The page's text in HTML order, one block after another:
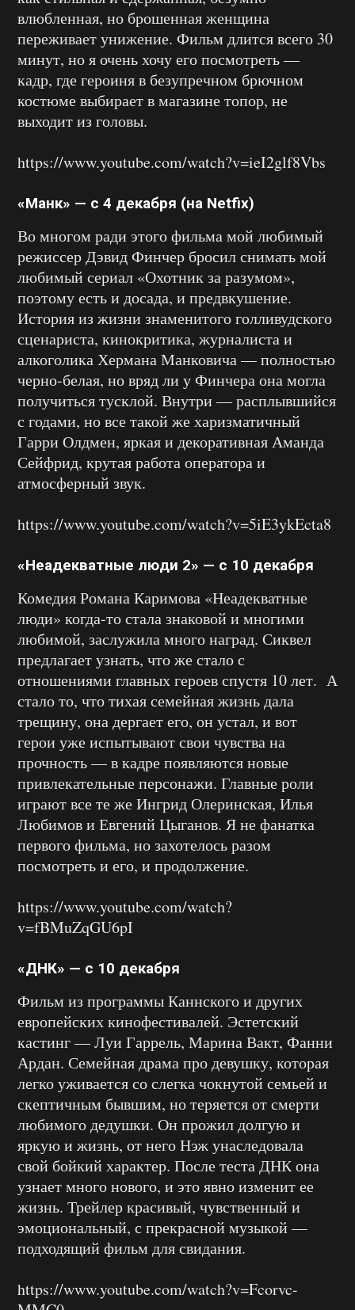
влюбленная, но брошенная женщина
переживает унижение. Фильм длится всего 30
минут, но я очень хочу его посмотреть —
кадр, где героиня в безупречном брючном
костюме выбирает в магазине топор, не
выходит из головы.
https://www.youtube.com/watch?v=ieI2glf8Vbs
«Манк» — с 4 декабря (на Netfix)
Во многом ради этого фильма мой любимый
режиссер Дэвид Финчер бросил снимать мой
любимый сериал «Охотник за разумом»,
поэтому есть и досада, и предвкушение.
История из жизни знаменитого голливудского
сценариста, кинокритика, журналиста и
алкоголика Хермана Манковича — полностью
черно-белая, но вряд ли у Финчера она могла
получиться тусклой. Внутри — расплывшийся
с годами, но все такой же харизматичный
Гарри Олдмен, яркая и декоративная Аманда
Сейфрид, крутая работа оператора и
атмосферный звук.
https://www.youtube.com/watch?v=5iE3ykEcta8
«Неадекватные люди 2» — с 10 декабря
Комедия Романа Каримова «Неадекватные
люди» когда-то стала знаковой и многими
любимой, заслужила много наград. Сиквел
предлагает узнать, что же стало с
отношениями главных героев спустя 10 лет. А
стало то, что тихая семейная жизнь дала
трещину, она дергает его, он устал, и вот
герои уже испытывают свои чувства на
прочность — в кадре появляются новые
привлекательные персонажи. Главные роли
играют все те же Ингрид Олеринская, Илья
Любимов и Евгений Цыганов. Я не фанатка
первого фильма, но захотелось разом
посмотреть и его, и продолжение.
https://www.youtube.com/watch?
v=fBMuZqGU6pI
«ДНК» — с 10 декабря
Фильм из программы Каннского и других
европейских кинофестивалей. Эстетский
кастинг — Луи Гаррель, Марина Вакт, Фанни
Ардан. Семейная драма про девушку, которая
легко уживается со слегка чокнутой семьей и
скептичным бывшим, но теряется от смерти
любимого дедушки. Он прожил долгую и
яркую и жизнь, от него Нэж унаследовала
свой бойкий характер. После теста ДНК она
узнает много нового, и это явно изменит ее
жизнь. Трейлер красивый, чувственный и
эмоциональный, с прекрасной музыкой —
подходящий фильм для свидания.
https://www.youtube.com/watch?v=Fcorvc-